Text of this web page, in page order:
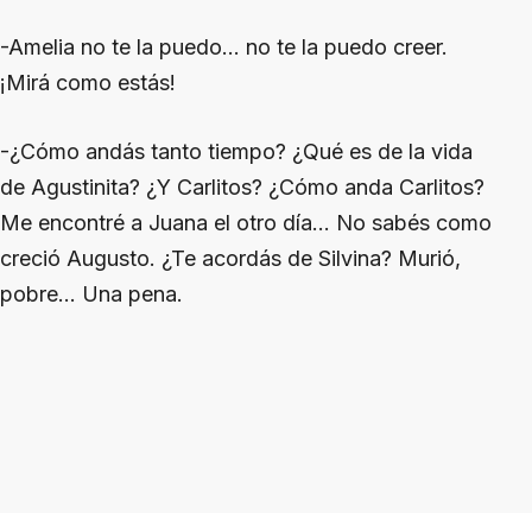
-Amelia no te la puedo… no te la puedo creer.
¡Mirá como estás!
-¿Cómo andás tanto tiempo? ¿Qué es de la vida
de Agustinita? ¿Y Carlitos? ¿Cómo anda Carlitos?
Me encontré a Juana el otro día… No sabés como
creció Augusto. ¿Te acordás de Silvina? Murió,
pobre… Una pena.